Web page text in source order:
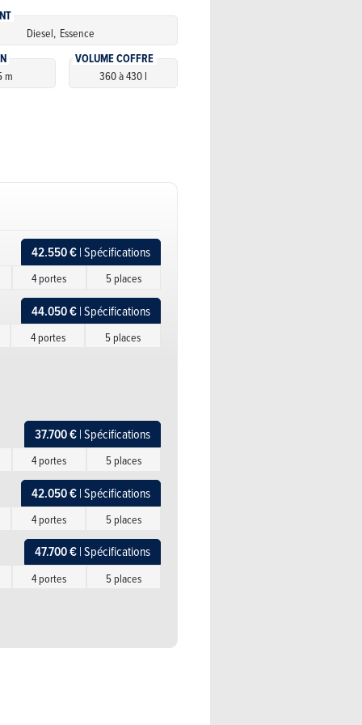
Diesel, Essence
m
VOLUME COFFRE
360 à 430 l
42.550 €| Spécifications
4 portes 5 places
44.050 €| Spécifications
4 portes 5 places
37.700 €| Spécifications
4 portes 5 places
42.050 €| Spécifications
4 portes 5 places
47.700 €| Spécifications
4 portes 5 places